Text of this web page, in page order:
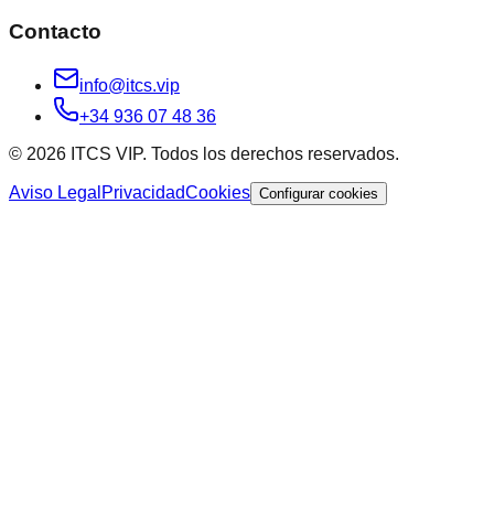
Contacto
info@itcs.vip
+34 936 07 48 36
© 2026 ITCS VIP. Todos los derechos reservados.
Aviso Legal PrivacidadCookies Configurar cookies